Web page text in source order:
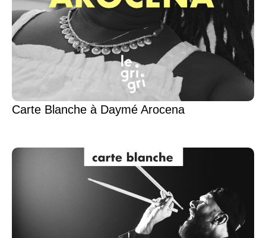
Carte Blanche à Daymé Arocena